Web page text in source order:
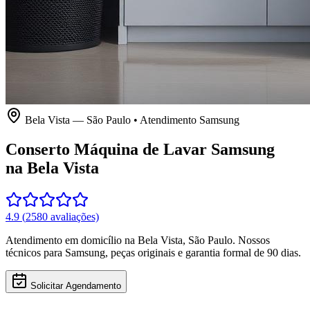
Bela Vista — São Paulo • Atendimento Samsung
Conserto Máquina de Lavar Samsung
na Bela Vista
4.9 (2580 avaliações)
Atendimento em domicílio na Bela Vista, São Paulo. Nossos
técnicos para Samsung, peças originais e garantia formal de 90 dias.
Solicitar Agendamento